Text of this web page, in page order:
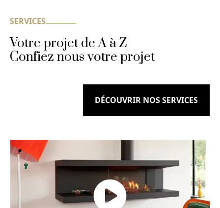
SERVICES
Votre projet de A à Z
Confiez nous votre projet
DÉCOUVRIR NOS SERVICES